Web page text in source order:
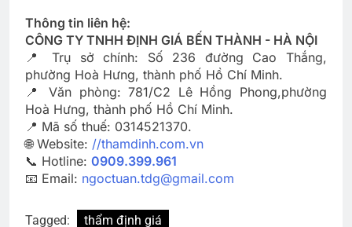
Thông tin liên hệ:
CÔNG TY TNHH ĐỊNH GIÁ BẾN THÀNH - HÀ NỘI
📍 Trụ sở chính: Số 236 đường Cao Thắng,
phường Hoà Hưng, thành phố Hồ Chí Minh.
📍 Văn phòng: 781/C2 Lê Hồng Phong,phường
Hoà Hưng, thành phố Hồ Chí Minh.
📍 Mã số thuế: 0314521370.
🌐 Website: //thamdinh.com.vn
📞 Hotline: 0909.399.961
📧 Email: ngoctuan.tdg@gmail.com
Tagged: thẩm định giá